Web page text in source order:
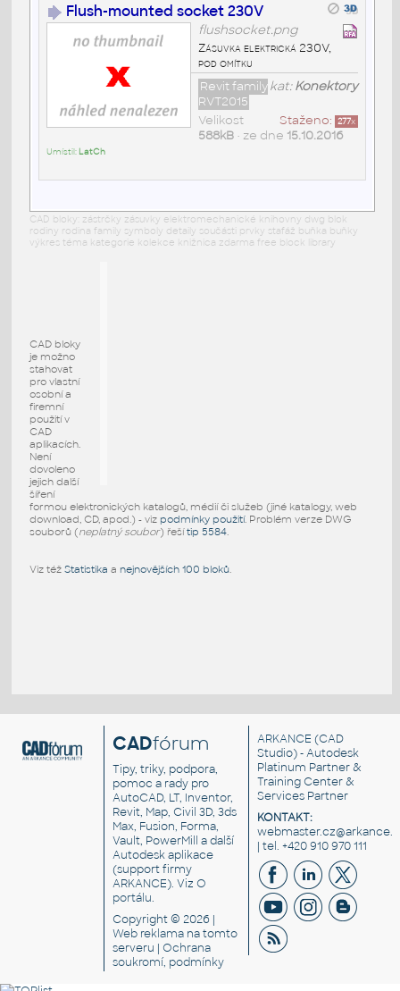
Flush-mounted socket 230V
flushsocket.png
Zásuvka elektrická 230V,
pod omítku
kat:Konektory
Revit family
RVT2015
Staženo: 277x
Velikost
588kB• ze dne 15.10.2016
Umístil: LatCh
CAD bloky: zástrčky zásuvky elektromechanické knihovny dwg blok
rodiny rodina family symboly detaily součásti prvky stafáž buňka buňky
výkres téma kategorie kolekce knižnica zdarma free block library
CAD bloky
je možno
stahovat
pro vlastní
osobní a
firemní
použití v
CAD
aplikacích.
Není
dovoleno
jejich další
šíření
formou elektronických katalogů, médií či služeb (jiné katalogy, web
download, CD, apod.) - viz podmínky použití. Problém verze DWG
souborů (neplatný soubor) řešítip 5584.
Viz též Statistika a nejnovějších 100 bloků.
CADfórum
Tipy, triky, podpora,
pomoc a rady pro
AutoCAD, LT, Inventor,
Revit, Map, Civil 3D, 3ds
Max, Fusion, Forma,
Vault, PowerMill a další
Autodesk aplikace
(support firmy
ARKANCE). VizO
portálu.
Copyright © 2026 |
Web reklama na tomto
serveru |Ochrana
soukromí, podmínky
ARKANCE (CAD
Studio) - Autodesk
Platinum Partner &
Training Center &
Services Partner
KONTAKT:
| tel. +420 910 970 111